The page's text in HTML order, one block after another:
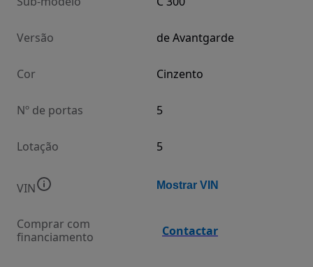
Versão de Avantgarde
Cor Cinzento
Nº de portas 5
Lotação 5
VIN Mostrar VIN
Comprar com
financiamento
Contactar